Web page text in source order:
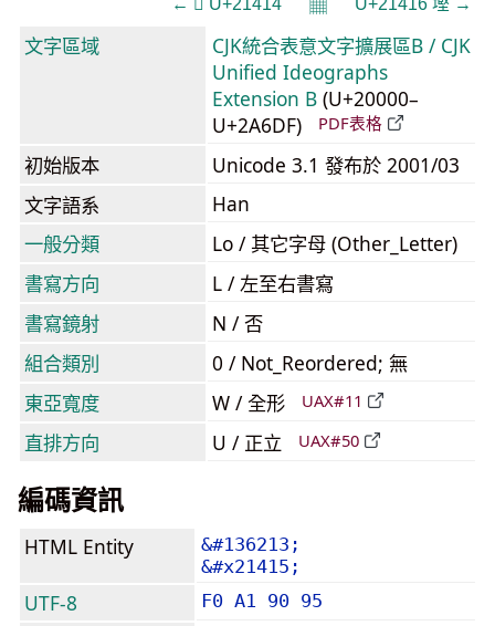
← 𡐔 U+21414 U+21416 𡐖 →
文字區域
CJK統合表意文字擴展區B / CJK
Unified Ideographs
Extension B (U+20000–
U+2A6DF)
PDF表格
初始版本
Unicode 3.1 發布於 2001/03
文字語系
Han
一般分類
Lo / 其它字母 (Other_Letter)
書寫方向
L / 左至右書寫
書寫鏡射
N / 否
組合類別
0 / Not_Reordered; 無
東亞寬度
W / 全形 UAX#11
直排方向 U / 正立 UAX#50
編碼資訊
HTML Entity
&#136213;
&#x21415;
UTF-8 F0 A1 90 95